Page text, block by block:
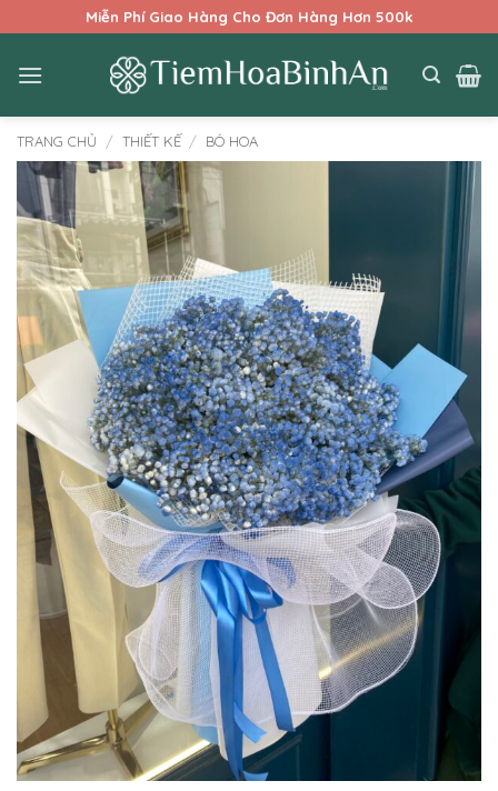
qua
nội
Miễn Phí Giao Hàng Cho Đơn Hàng Hơn 500k
TRANG CHỦ / THIẾT KẾ / BÓ HOA